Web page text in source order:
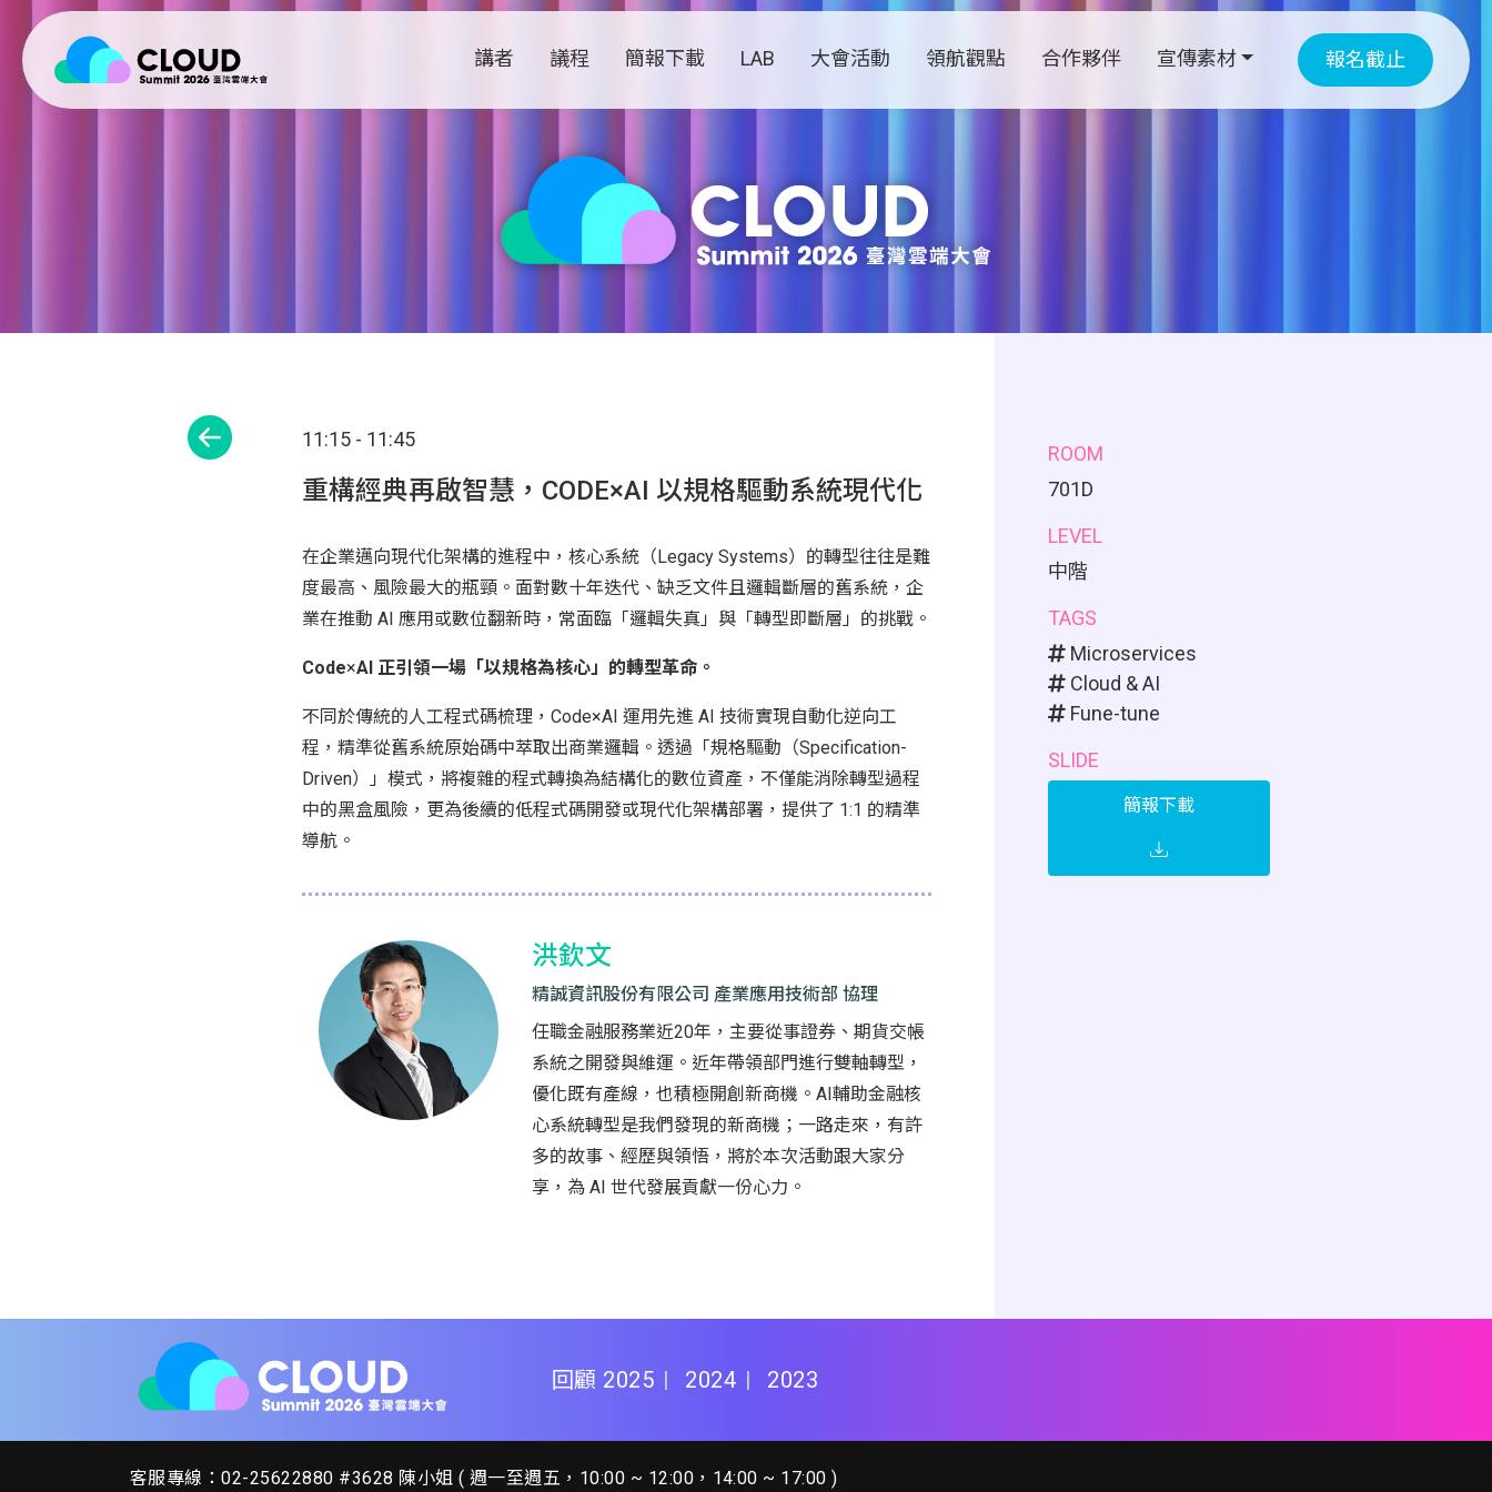
講者 議程 簡報下載 LAB 大會活動 領航觀點 合作夥伴 宣傳素材 報名截止
11:15 - 11:45
重構經典再啟智慧，CODE×AI 以規格驅動系統現代化
在企業邁向現代化架構的進程中，核心系統（Legacy Systems）的轉型往往是難
度最高、風險最大的瓶頸。面對數十年迭代、缺乏文件且邏輯斷層的舊系統，企
業在推動 AI 應用或數位翻新時，常面臨「邏輯失真」與「轉型即斷層」的挑戰。
Code×AI 正引領一場「以規格為核心」的轉型革命。
不同於傳統的人工程式碼梳理，Code×AI 運用先進 AI 技術實現自動化逆向工
程，精準從舊系統原始碼中萃取出商業邏輯。透過「規格驅動（Specification-
Driven）」模式，將複雜的程式轉換為結構化的數位資產，不僅能消除轉型過程
中的黑盒風險，更為後續的低程式碼開發或現代化架構部署，提供了 1:1 的精準
導航。
洪欽文
精誠資訊股份有限公司 產業應用技術部 協理
任職金融服務業近20年，主要從事證券、期貨交帳
系統之開發與維運。近年帶領部門進行雙軸轉型，
優化既有產線，也積極開創新商機。AI輔助金融核
心系統轉型是我們發現的新商機；一路走來，有許
多的故事、經歷與領悟，將於本次活動跟大家分
享，為 AI 世代發展貢獻一份心力。
ROOM
701D
LEVEL
中階
TAGS
Microservices
Cloud & AI
Fune-tune
SLIDE
簡報下載
回顧 2025 2024 2023
客服專線：02-25622880 #3628 陳小姐 ( 週一至週五，10:00 ~ 12:00，14:00 ~ 17:00 )